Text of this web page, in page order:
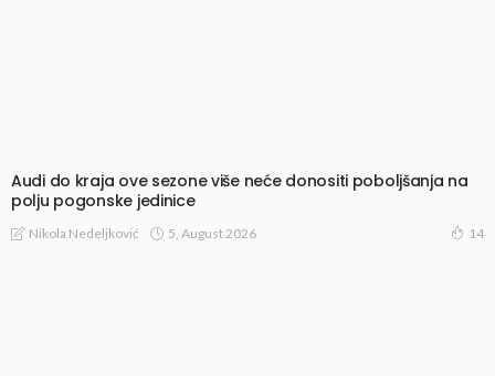
Audi do kraja ove sezone više neće donositi poboljšanja na
polju pogonske jedinice
Nikola Nedeljković 5, August 2026 14